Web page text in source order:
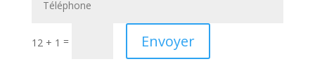
12 + 1 = Envoyer